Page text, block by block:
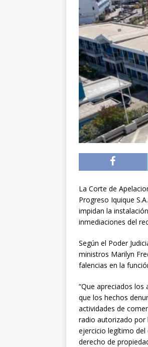
La Corte de
Progreso Iquique
impidan la
inmediaciones del
Según el Poder
ministros Marilyn
falencias en la
“Que apreciados
que los hechos
actividades de
radio autorizado por
ejercicio legítimo
derecho de